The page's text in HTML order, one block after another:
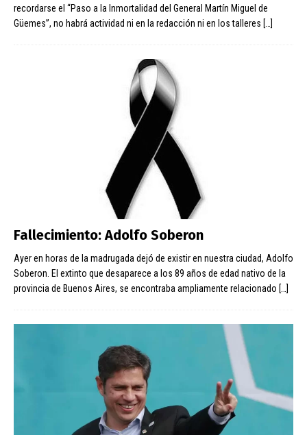
recordarse el “Paso a la Inmortalidad del General Martín Miguel de
Güemes”, no habrá actividad ni en la redacción ni en los talleres […]
Fallecimiento: Adolfo Soberon
Ayer en horas de la madrugada dejó de existir en nuestra ciudad, Adolfo
Soberon. El extinto que desaparece a los 89 años de edad nativo de la
provincia de Buenos Aires, se encontraba ampliamente relacionado […]